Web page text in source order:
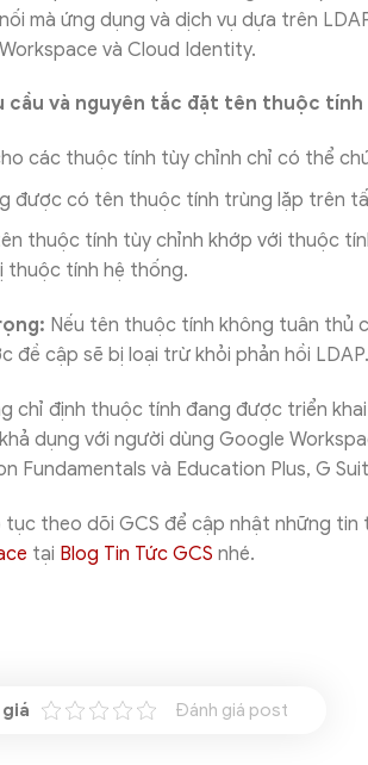
mà ứng dụng và dịch vụ dựa trên
và Cloud Identity.
cầu và nguyên tắc đặt tên thuộc
các thuộc tính tùy chỉnh chỉ có thể
được có tên thuộc tính trùng lặp trên
thuộc tính tùy chỉnh khớp với thuộc
thuộc tính hệ thống.
Nếu tên thuộc tính không tuân thủ
đề cập sẽ bị loại trừ khỏi phản hồi LDAP.
chỉ định thuộc tính đang được triển
dụng với người dùng Google
Fundamentals và Education Plus, G
tục theo dõi GCS để cập nhật những
tại Blog Tin Tức GCS nhé.
Đánh giá post